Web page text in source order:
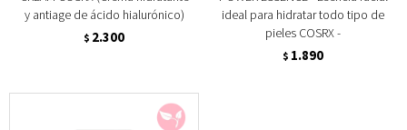
y antiage de ácido hialurónico)
$ 2.300
ideal para hidratar todo tipo de
pieles COSRX -
$ 1.890